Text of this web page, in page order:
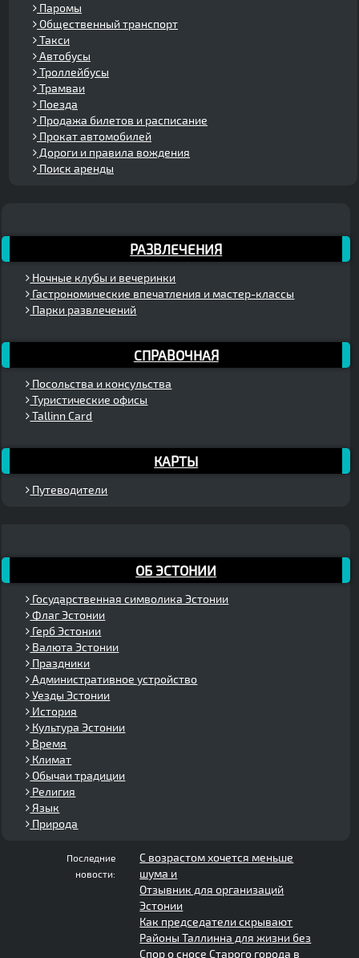
Паромы
Общественный транспорт
Такси
Автобусы
Троллейбусы
Трамваи
Поезда
Продажа билетов и расписание
Прокат автомобилей
Дороги и правила вождения
Поиск аренды
РАЗВЛЕЧЕНИЯ
Ночные клубы и вечеринки
Гастрономические впечатления и мастер-классы
Парки развлечений
СПРАВОЧНАЯ
Посольства и консульства
Туристические офисы
Tallinn Card
КАРТЫ
Путеводители
ОБ ЭСТОНИИ
Государственная символика Эстонии
Флаг Эстонии
Герб Эстонии
Валюта Эстонии
Праздники
Административное устройство
Уезды Эстонии
История
Культура Эстонии
Время
Климат
Обычаи традиции
Религия
Язык
Природа
Последние
новости:
С возрастом хочется меньше
шума и
Отзывник для организаций
Эстонии
Как председатели скрывают
Районы Таллинна для жизни без
Спор о сносе Старого города в